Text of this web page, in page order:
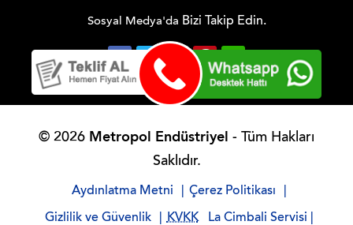
Sosyal Medya'da Bizi Takip Edin.
© 2026 Metropol Endüstriyel - Tüm Hakları
Saklıdır.
Aydınlatma Metni Çerez Politikası
Gizlilik ve Güvenlik KVKK La Cimbali Servisi